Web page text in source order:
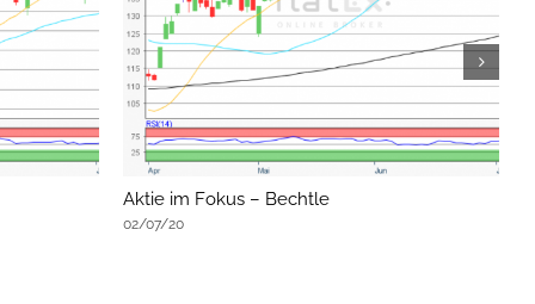
Aktie im Fokus – Bechtle
02/07/20